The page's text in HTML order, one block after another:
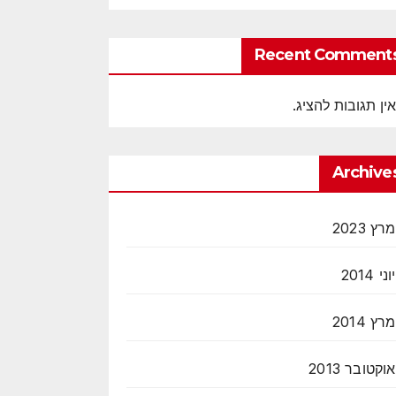
Recent
אין תגובות להציג.
מרץ 2023
יוני 2014
מרץ 2014
אוקטובר 2013